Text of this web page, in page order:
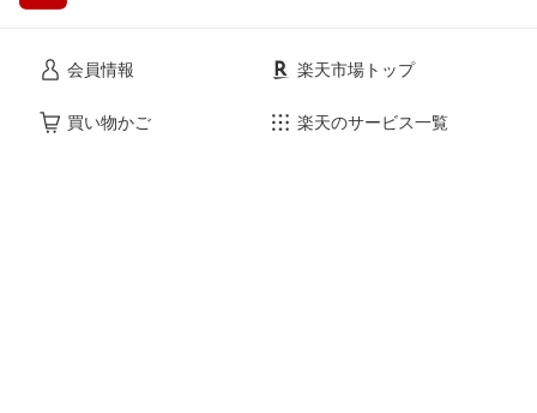
会員情報
買い物かご
楽天市場トップ
楽天のサービス一覧